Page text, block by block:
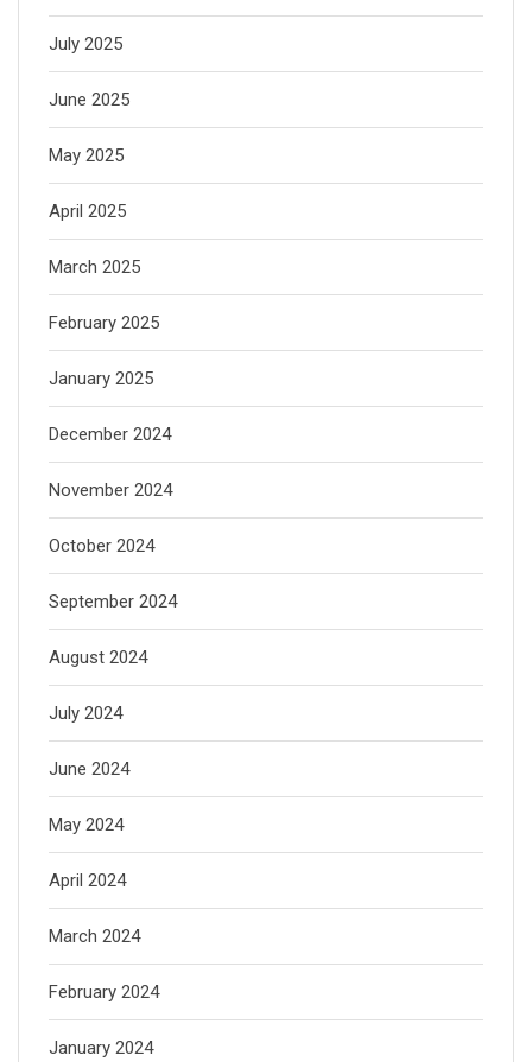
July 2025
June 2025
May 2025
April 2025
March 2025
February 2025
January 2025
December 2024
November 2024
October 2024
September 2024
August 2024
July 2024
June 2024
May 2024
April 2024
March 2024
February 2024
January 2024